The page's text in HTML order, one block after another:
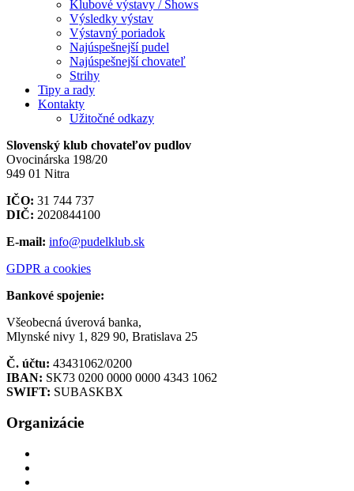
Klubové výstavy / Shows
Výsledky výstav
Výstavný poriadok
Najúspešnejší pudel
Najúspešnejší chovateľ
Strihy
Tipy a rady
Kontakty
Užitočné odkazy
Slovenský klub chovateľov pudlov
Ovocinárska 198/20
949 01 Nitra
IČO: 31 744 737
DIČ: 2020844100
E-mail: info@pudelklub.sk
GDPR a cookies
Bankové spojenie:
Všeobecná úverová banka,
Mlynské nivy 1, 829 90, Bratislava 25
Č. účtu: 43431062/0200
IBAN: SK73 0200 0000 0000 4343 1062
SWIFT: SUBASKBX
Organizácie